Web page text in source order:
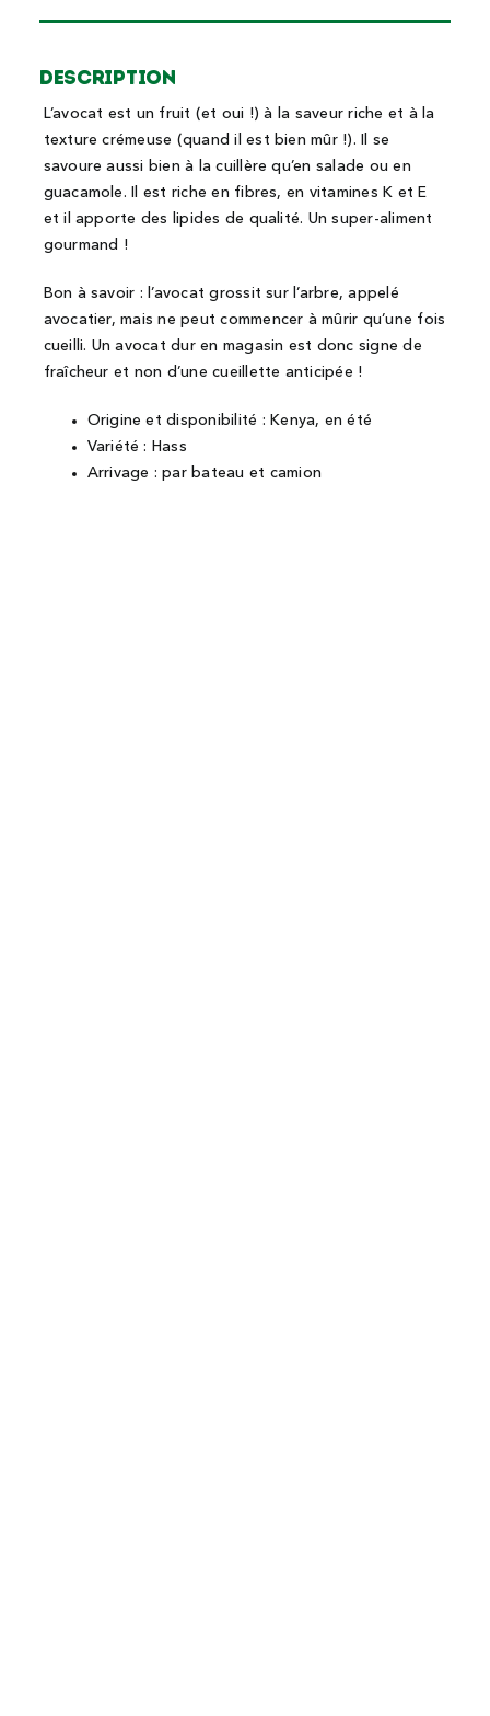
Description
L’avocat est un fruit (et oui !) à la saveur riche et à la
texture crémeuse (quand il est bien mûr !). Il se
savoure aussi bien à la cuillère qu’en salade ou en
guacamole. Il est riche en fibres, en vitamines K et E
et il apporte des lipides de qualité. Un super-aliment
gourmand !
Bon à savoir : l’avocat grossit sur l’arbre, appelé
avocatier, mais ne peut commencer à mûrir qu’une fois
cueilli. Un avocat dur en magasin est donc signe de
fraîcheur et non d’une cueillette anticipée !
Origine et disponibilité : Kenya, en été
Variété : Hass
Arrivage : par bateau et camion